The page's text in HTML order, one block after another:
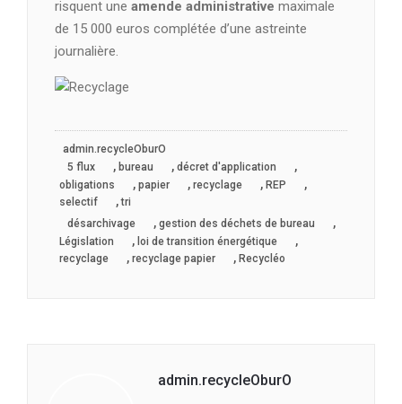
risquent une amende administrative maximale
de 15 000 euros complétée d’une astreinte
journalière.
admin.recycleOburO
5 flux
, bureau , décret d'application ,
obligations , papier , recyclage , REP ,
selectif ,tri
désarchivage
, gestion des déchets de bureau ,
Législation , loi de transition énergétique ,
recyclage , recyclage papier , Recycléo
admin.recycleOburO